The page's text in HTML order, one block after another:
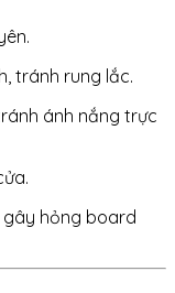
tránh rung lắc.
ánh nắng trực
gây hỏng board